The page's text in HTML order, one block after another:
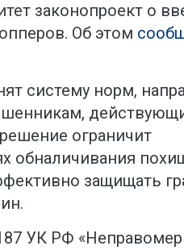
законопроект о
Об этом
систему норм,
ограничит
обналичивания
защищать
УК РФ